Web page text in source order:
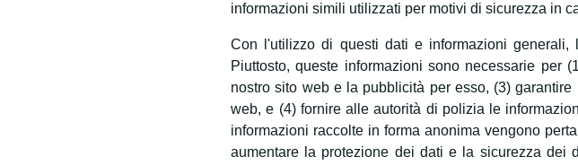
informazioni simili utilizzati per motivi di sicurezza in
Con l'utilizzo di questi dati e informazioni generali,
Piuttosto, queste informazioni sono necessarie per
nostro sito web e la pubblicità per esso, (3)
web, e (4) fornire alle autorità di polizia le
informazioni raccolte in forma anonima vengono
aumentare la protezione dei dati e la sicurezza dei